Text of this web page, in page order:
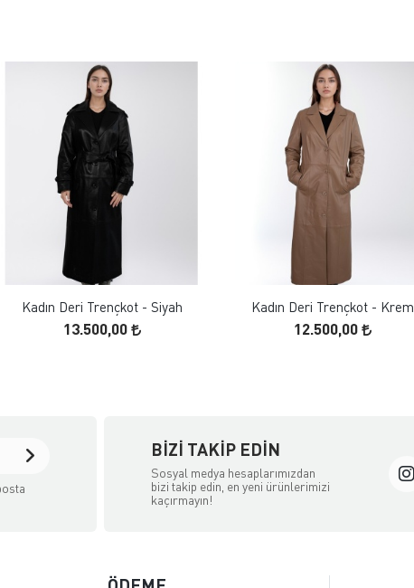
FAVORILERE EKLE
Kadın Deri Trençkot - Siyah
13.500,00
FAVORILERE EKLE
Kadın Deri Trençkot - Krem
12.500,00
BIZI TAKIP EDIN
Sosyal medya hesaplarımızdan
bizi takip edin, en yeni ürünlerimizi
kaçırmayın!